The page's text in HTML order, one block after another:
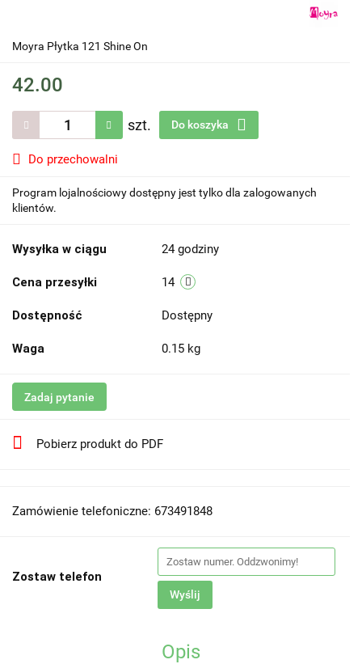
Moyra Płytka 121 Shine On
42.00
szt. Do koszyka
Do przechowalni
Program lojalnościowy dostępny jest tylko dla zalogowanych
klientów.
Wysyłka w ciągu 24 godziny
Cena przesyłki 14
Dostępność Dostępny
Waga 0.15 kg
Zadaj pytanie
Pobierz produkt do PDF
Zamówienie telefoniczne: 673491848
Zostaw telefon
Wyślij
Opis